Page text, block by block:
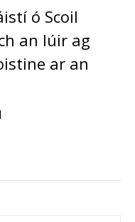
ó Scoil
an Iúir ag
ar an